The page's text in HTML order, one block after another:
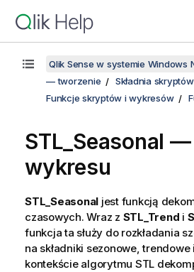
Qlik Sense w systemie Windows
— tworzenie
Składnia
Funkcje skryptów i wykresów
STL_Seasonal
wykresu
STL_Seasonal jest funkcją
czasowych. Wraz z STL_Trend i
funkcja ta służy do rozkładania
na składniki sezonowe,
kontekście algorytmu STL